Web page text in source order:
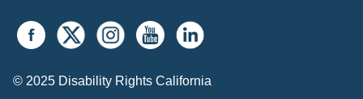
© 2025 Disability Rights California